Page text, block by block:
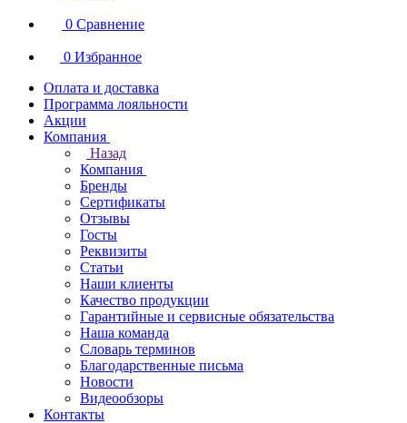
0 Сравнение
0 Избранное
Оплата и доставка
Программа лояльности
Акции
Компания
Назад
Компания
Бренды
Сертификаты
Отзывы
Госты
Реквизиты
Статьи
Наши клиенты
Качество продукции
Гарантийные и сервисные обязательства
Наша команда
Словарь терминов
Благодарственные письма
Новости
Видеообзоры
Контакты